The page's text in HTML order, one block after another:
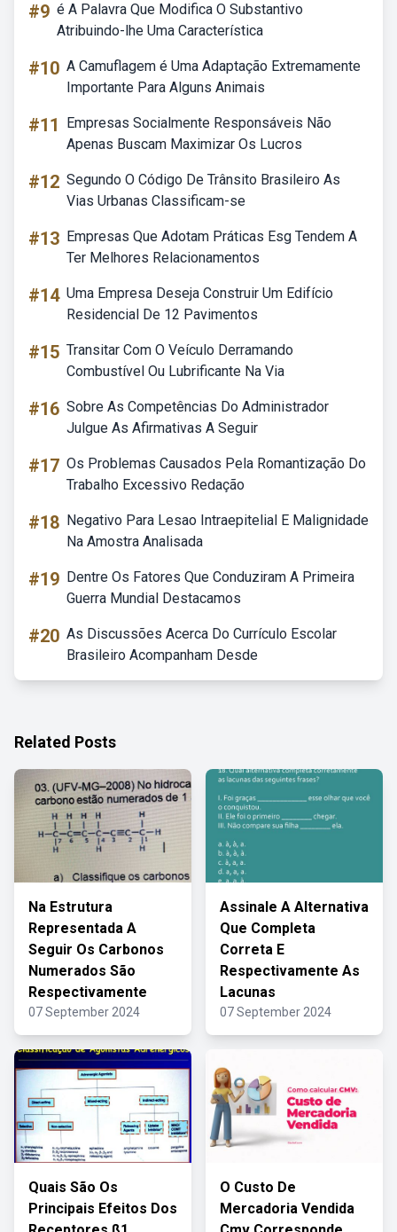
#9 é A Palavra Que Modifica O Substantivo
Atribuindo-lhe Uma Característica
#10 A Camuflagem é Uma Adaptação Extremamente
Importante Para Alguns Animais
#11
Empresas Socialmente Responsáveis Não
Apenas Buscam Maximizar Os Lucros
#12 Segundo O Código De Trânsito Brasileiro As
Vias Urbanas Classificam-se
#13 Empresas Que Adotam Práticas Esg Tendem A
Ter Melhores Relacionamentos
#14 Uma Empresa Deseja Construir Um Edifício
Residencial De 12 Pavimentos
#15 Transitar Com O Veículo Derramando
Combustível Ou Lubrificante Na Via
#16 Sobre As Competências Do Administrador
Julgue As Afirmativas A Seguir
#17 Os Problemas Causados Pela Romantização Do
Trabalho Excessivo Redação
#18 Negativo Para Lesao Intraepitelial E Malignidade
Na Amostra Analisada
#19 Dentre Os Fatores Que Conduziram A Primeira
Guerra Mundial Destacamos
#20 As Discussões Acerca Do Currículo Escolar
Brasileiro Acompanham Desde
Related Posts
Na Estrutura
Representada A
Seguir Os Carbonos
Numerados São
Respectivamente
07 September 2024
Assinale A Alternativa
Que Completa
Correta E
Respectivamente As
Lacunas
07 September 2024
Quais São Os
Principais Efeitos Dos
O Custo De
Mercadoria Vendida